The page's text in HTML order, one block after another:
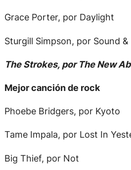
Grace Porter, por Daylight
Sturgill Simpson, por Sound &
The Strokes, por The New
Mejor canción de rock
Phoebe Bridgers, por Kyoto
Tame Impala, por Lost In
Big Thief, por Not